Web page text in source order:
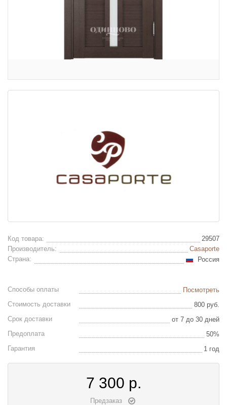
Код товара:
29507
Производитель:
Casaporte
Страна:
Россия
Способы оплаты
Посмотреть
Стоимость доставки
800 руб.
Срок доставки
от 7 до 30 дней
Предоплата
50%
Гарантия
1 год
7 300 р.
Предзаказ